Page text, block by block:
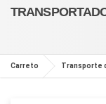
Carreto Transporte